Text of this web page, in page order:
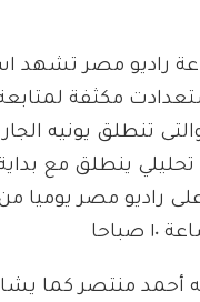
راديو مصر تشهد
مكثفة
تنطلق يونيه
تحليلي ينطلق مع
راديو مصر يوميا من
أحمد منتصر كما